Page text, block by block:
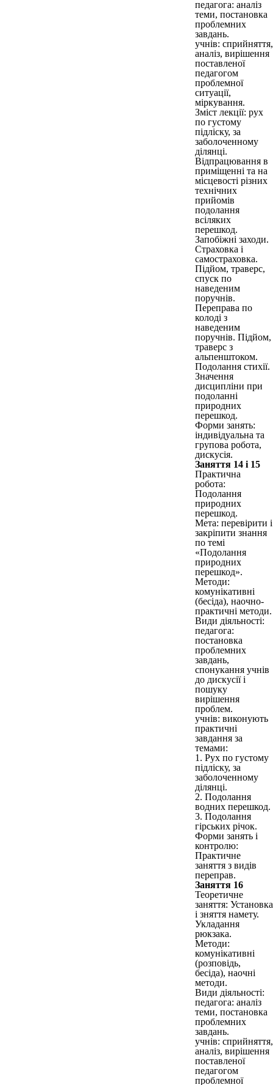
педагога: аналіз
теми, постановка
проблемних
завдань.
учнів: сприйняття,
аналіз, вирішення
поставленої
педагогом
проблемної
ситуації,
міркування.
Зміст лекції: рух
по густому
підліску, за
заболоченному
ділянці.
Відпрацювання в
приміщенні та на
місцевості різних
технічних
прийомів
подолання
всіляких
перешкод.
Запобіжні заходи.
Страховка і
самостраховка.
Підйом, траверс,
спуск по
наведеним
поручнів.
Переправа по
колоді з
наведеним
поручнів. Підйом,
траверс з
альпенштоком.
Подолання стихії.
Значення
дисципліни при
подоланні
природних
перешкод.
Форми занять:
індивідуальна та
групова робота,
дискусія.
Заняття 14 і 15
Практична
робота:
Подолання
природних
перешкод.
Мета: перевірити і
закріпити знання
по темі
«Подолання
природних
перешкод».
Методи:
комунікативні
(бесіда), наочно-
практичні методи.
Види діяльності:
педагога:
постановка
проблемних
завдань,
спонукання учнів
до дискусії і
пошуку
вирішення
проблем.
учнів: виконують
практичні
завдання за
темами:
1. Рух по густому
підліску, за
заболоченному
ділянці.
2. Подолання
водних перешкод.
3. Подолання
гірських річок.
Форми занять і
контролю:
Практичне
заняття з видів
переправ.
Заняття 16
Теоретичне
заняття: Установка
і зняття намету.
Укладання
рюкзака.
Методи:
комунікативні
(розповідь,
бесіда), наочні
методи.
Види діяльності:
педагога: аналіз
теми, постановка
проблемних
завдань.
учнів: сприйняття,
аналіз, вирішення
поставленої
педагогом
проблемної